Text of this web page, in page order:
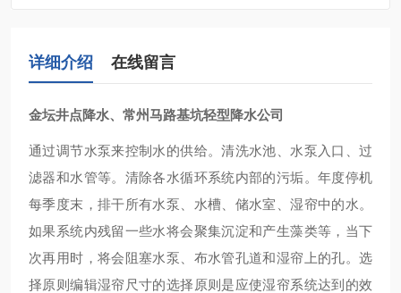
详细介绍 在线留言
金坛井点降水、常州马路基坑轻型降水公司
通过调节水泵来控制水的供给。清洗水池、水泵入口、过
滤器和水管等。清除各水循环系统内部的污垢。年度停机
每季度末，排干所有水泵、水槽、储水室、湿帘中的水。
如果系统内残留一些水将会聚集沉淀和产生藻类等，当下
次再用时，将会阻塞水泵、布水管孔道和湿帘上的孔。选
择原则编辑湿帘尺寸的选择原则是应使湿帘系统达到的效